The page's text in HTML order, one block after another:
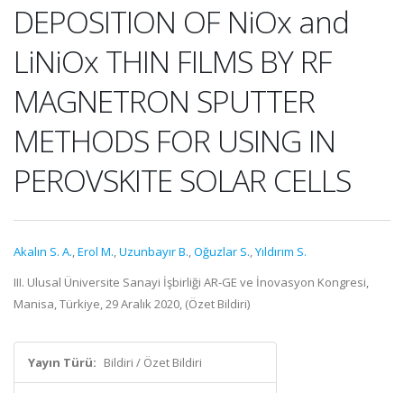
DEPOSITION OF NiOx and
LiNiOx THIN FILMS BY RF
MAGNETRON SPUTTER
METHODS FOR USING IN
PEROVSKITE SOLAR CELLS
Akalın S. A.,Erol M.,Uzunbayır B.,Oğuzlar S.,Yıldırım S.
III. Ulusal Üniversite Sanayi İşbirliği AR-GE ve İnovasyon Kongresi,
Manisa, Türkiye, 29 Aralık 2020, (Özet Bildiri)
Yayın Türü: Bildiri / Özet Bildiri